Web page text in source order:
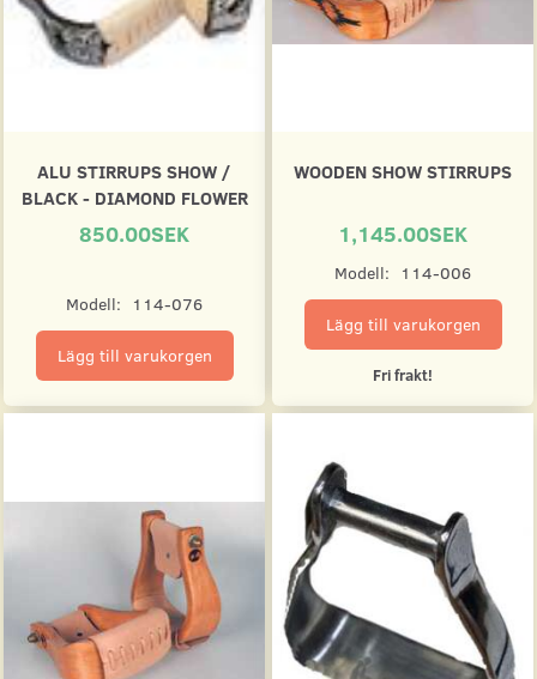
ALU STIRRUPS SHOW /
BLACK - DIAMOND FLOWER
850.00SEK
Modell: 114-076
Lägg till varukorgen
WOODEN SHOW STIRRUPS
1,145.00SEK
Modell: 114-006
Lägg till varukorgen
Fri frakt!